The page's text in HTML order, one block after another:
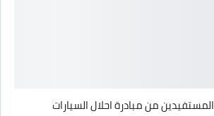
من مبادرة احلال السيارات